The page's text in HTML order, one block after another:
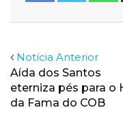
Notícia Anterior
Aída dos Santos
eterniza pés para o
da Fama do COB